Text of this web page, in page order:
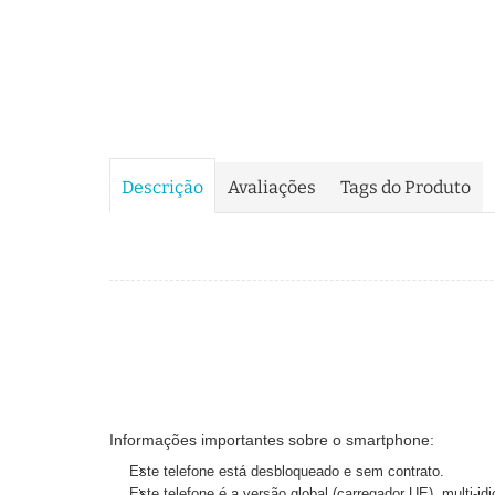
Descrição Avaliações Tags do Produto
Informações importantes sobre o smartphone:
Este telefone está desbloqueado e sem contrato.